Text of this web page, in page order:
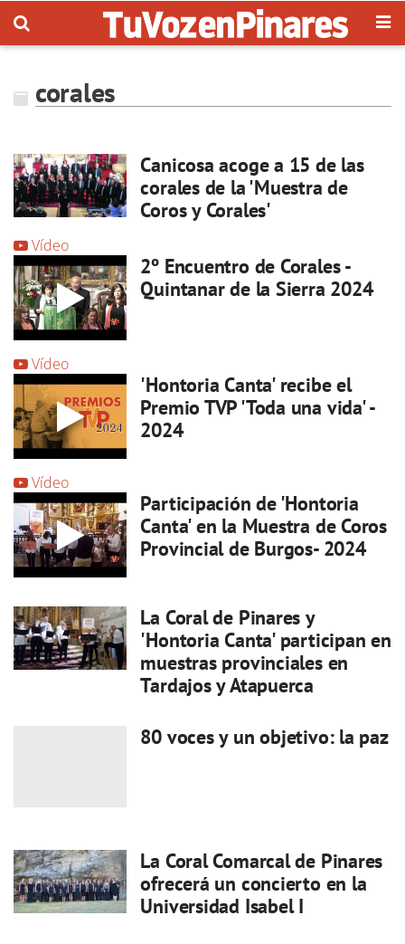
corales
Canicosa acoge a 15 de las
corales de la 'Muestra de
Coros y Corales'
Vídeo
2º Encuentro de Corales -
Quintanar de la Sierra 2024
Vídeo
'Hontoria Canta' recibe el
Premio TVP 'Toda una vida' -
2024
Vídeo
Participación de 'Hontoria
Canta' en la Muestra de Coros
Provincial de Burgos- 2024
La Coral de Pinares y
'Hontoria Canta' participan en
muestras provinciales en
Tardajos y Atapuerca
80 voces y un objetivo: la paz
La Coral Comarcal de Pinares
ofrecerá un concierto en la
Universidad Isabel I